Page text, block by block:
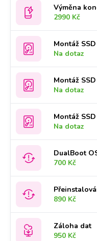
Výměna
2990 Kč
Montáž
Na dotaz
Montáž
Na dotaz
Montáž
Na dotaz
DualBoot
700 Kč
890 Kč
Záloha dat
950 Kč